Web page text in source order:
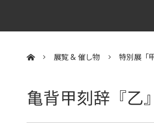
展覧 & 催し物 特別展「
亀背甲刻辞『乙